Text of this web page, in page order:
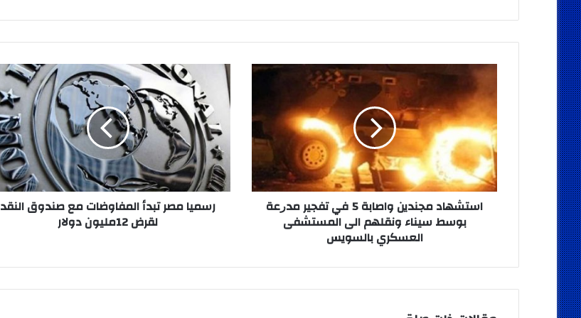
استشهاد
واصابة
5
في
تفجير
ﻣﺪﺭﻋﺔ
بوسط
سيناء
ونقلهم
المستشفى
بالسويس
استشهاد مجندين واصابة 5 في تفجير ﻣﺪﺭﻋﺔ
بوسط سيناء ونقلهم الى المستشفى
العسكري بالسويس
رسميا
مصر
تبدأ
المفاوضات
مع
صندوق
النقد
لقرض
12مليون
دولاررسميا مصر تبدأ المفاوضات مع صندوق النقد
لقرض 12مليون دولار